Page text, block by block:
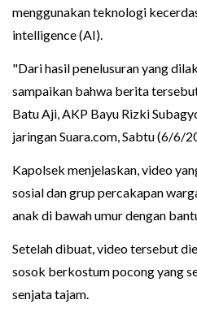
menggunakan teknologi
intelligence (AI).
"Dari hasil penelusuran yang
sampaikan bahwa berita
Batu Aji, AKP Bayu Rizki
jaringan Suara.com, Sabtu (6/6/
Kapolsek menjelaskan, video
sosial dan grup percakapan
anak di bawah umur dengan
Setelah dibuat, video tersebut
sosok berkostum pocong yang
senjata tajam.